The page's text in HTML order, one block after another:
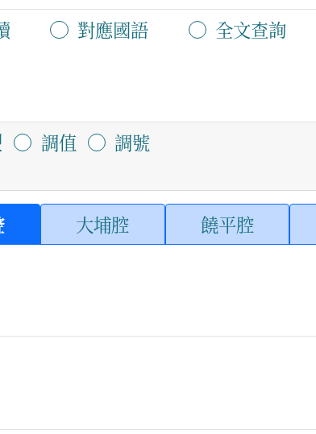
對應國語 全文查詢
調值 調號
大埔腔 饒平腔